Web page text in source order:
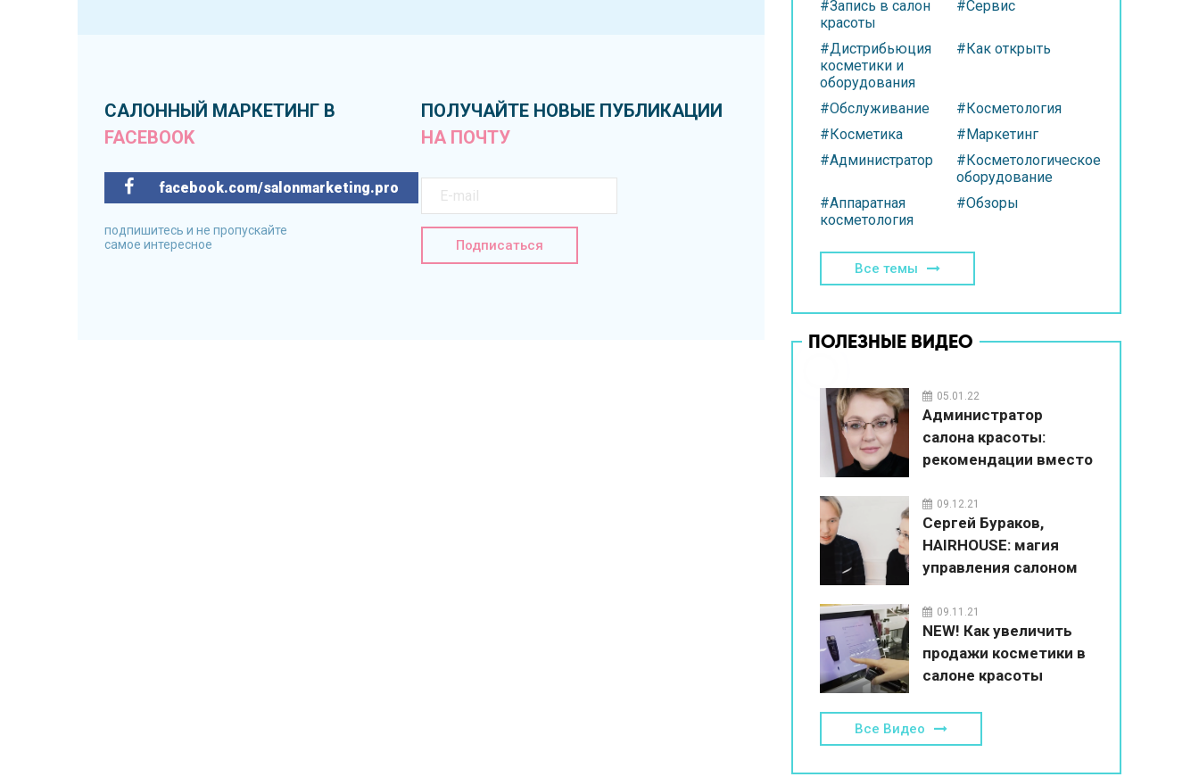
САЛОННЫЙ МАРКЕТИНГ В
FACEBOOK
facebook.com/salonmarketing.pro
подпишитесь и не пропускайте
самое интересное
ПОЛУЧАЙТЕ НОВЫЕ ПУБЛИКАЦИИ
НА ПОЧТУ
Подписаться
#Запись в салон
красоты
#Сервис
#Дистрибьюция
косметики и
оборудования
#Как открыть
#Обслуживание
#Косметология
#Косметика
#Маркетинг
#Администратор
#Косметологическое
оборудование
#Аппаратная
косметология
#Обзоры
Все темы
ПОЛЕЗНЫЕ ВИДЕО
05.01.22
Администратор
салона красоты:
рекомендации вместо
09.12.21
Сергей Бураков,
HAIRHOUSE: магия
управления салоном
09.11.21
NEW! Как увеличить
продажи косметики в
салоне красоты
Все Видео